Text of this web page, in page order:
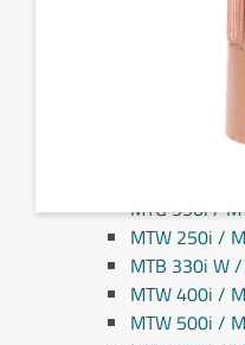
MTG 250i /
MTG 320i /
MTB 200i /
MTG 550i /
MTW 250i /
MTB 330i W
MTW 400i /
MTW 500i /